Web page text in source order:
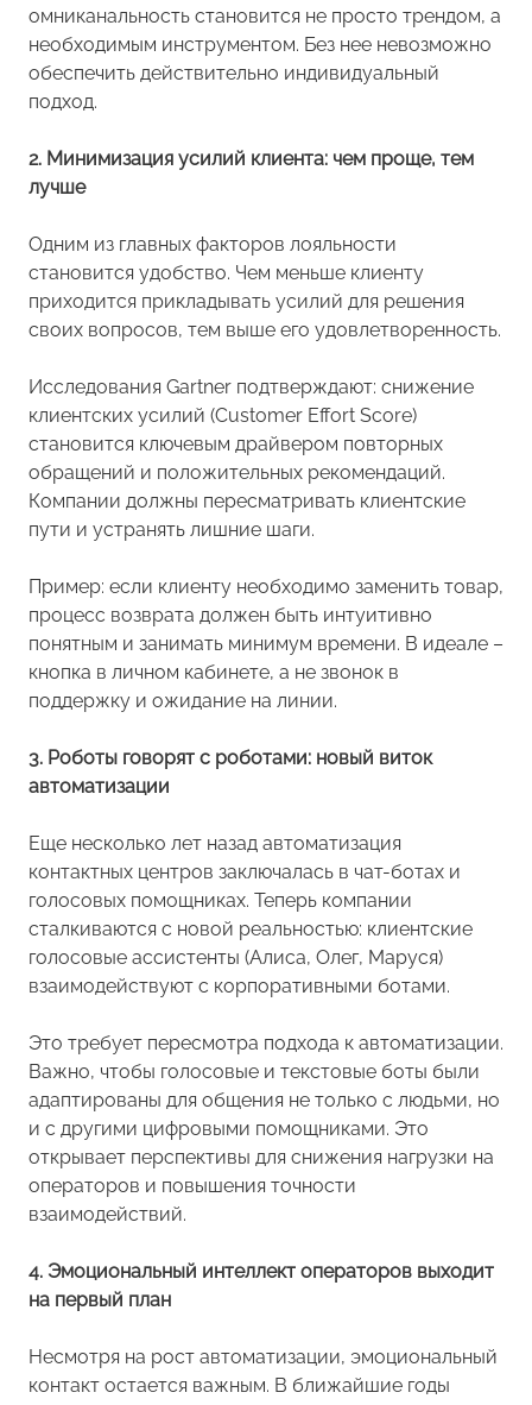
омниканальность становится не просто трендом, а
необходимым инструментом. Без нее невозможно
обеспечить действительно индивидуальный
подход.
2. Минимизация усилий клиента: чем проще, тем
лучше
Одним из главных факторов лояльности
становится удобство. Чем меньше клиенту
приходится прикладывать усилий для решения
своих вопросов, тем выше его удовлетворенность.
Исследования Gartner подтверждают: снижение
клиентских усилий (Customer Effort Score)
становится ключевым драйвером повторных
обращений и положительных рекомендаций.
Компании должны пересматривать клиентские
пути и устранять лишние шаги.
Пример: если клиенту необходимо заменить товар,
процесс возврата должен быть интуитивно
понятным и занимать минимум времени. В идеале –
кнопка в личном кабинете, а не звонок в
поддержку и ожидание на линии.
3. Роботы говорят с роботами: новый виток
автоматизации
Еще несколько лет назад автоматизация
контактных центров заключалась в чат-ботах и
голосовых помощниках. Теперь компании
сталкиваются с новой реальностью: клиентские
голосовые ассистенты (Алиса, Олег, Маруся)
взаимодействуют с корпоративными ботами.
Это требует пересмотра подхода к автоматизации.
Важно, чтобы голосовые и текстовые боты были
адаптированы для общения не только с людьми, но
и с другими цифровыми помощниками. Это
открывает перспективы для снижения нагрузки на
операторов и повышения точности
взаимодействий.
4. Эмоциональный интеллект операторов выходит
на первый план
Несмотря на рост автоматизации, эмоциональный
контакт остается важным. В ближайшие годы